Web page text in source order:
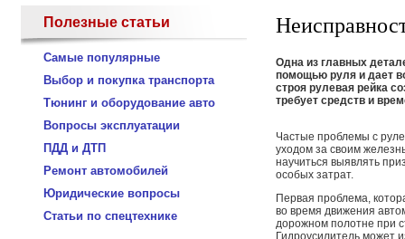
Полезные статьи
Самые популярные
Выбор и покупка транспорта
Тюнинг и оборудование авто
Вопросы эксплуатации
ПДД и ДТП
Ремонт автомобилей
Юридические вопросы
Статьи по спецтехнике
Одна из главных
помощью руля и дает
строя рулевая рейка
требует средств и
Частые проблемы с
уходом за своим
научиться выявлять
особых затрат.
Первая проблема,
во время движения
дорожном полотне при
Гидроусилитель может